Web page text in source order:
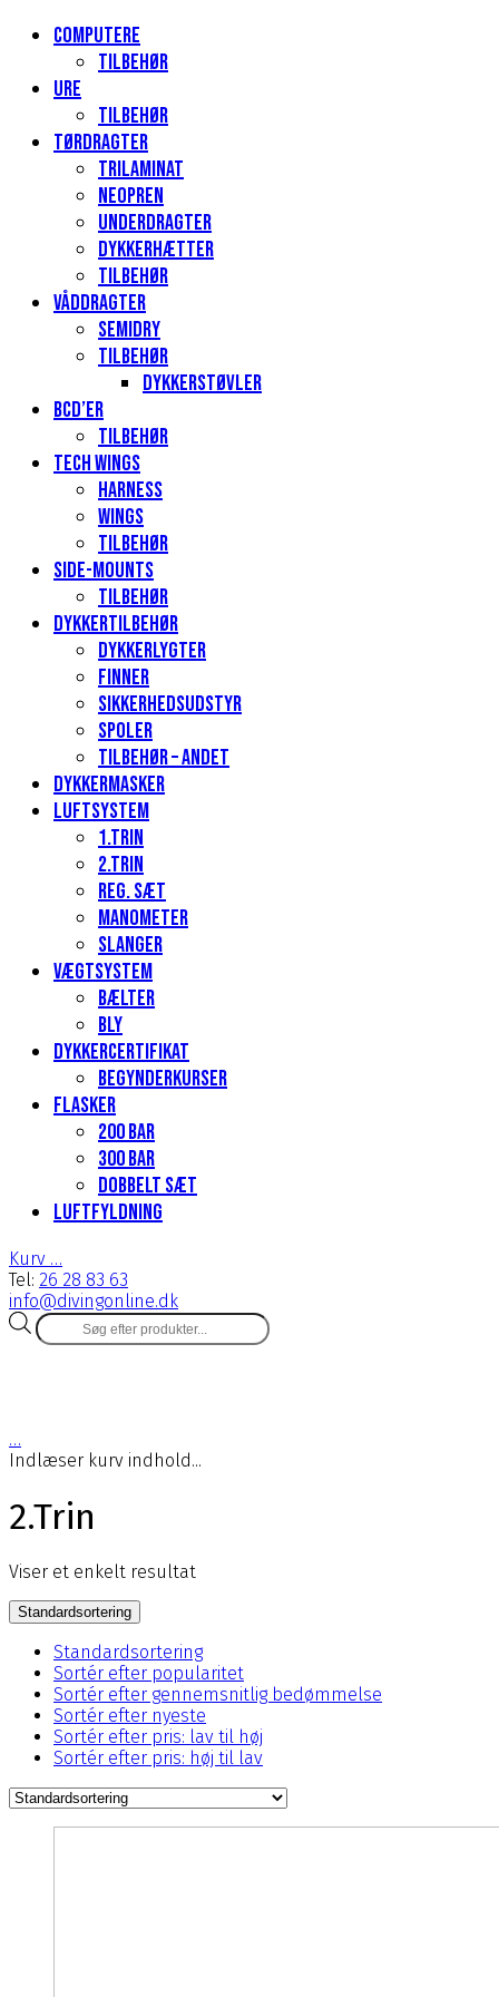
Computere
Tilbehør
Ure
Tilbehør
Tørdragter
Trilaminat
Neopren
Underdragter
Dykkerhætter
Tilbehør
Våddragter
Semidry
Tilbehør
Dykkerstøvler
BCD’er
Tilbehør
Tech Wings
Harness
Wings
Tilbehør
Side-mounts
Tilbehør
Dykkertilbehør
Dykkerlygter
Finner
Sikkerhedsudstyr
Spoler
Tilbehør – andet
Dykkermasker
Luftsystem
1.Trin
2.Trin
Reg. sæt
Manometer
Slanger
Vægtsystem
Bælter
Bly
Dykkercertifikat
Begynderkurser
Flasker
200 Bar
300 bar
Dobbelt sæt
Luftfyldning
Kurv …
Tel: 26 28 83 63
info@divingonline.dk
Products
search
…
Indlæser kurv indhold...
2.Trin
Viser et enkelt resultat
Standardsortering
Standardsortering
Sortér efter popularitet
Sortér efter gennemsnitlig bedømmelse
Sortér efter nyeste
Sortér efter pris: lav til høj
Sortér efter pris: høj til lav